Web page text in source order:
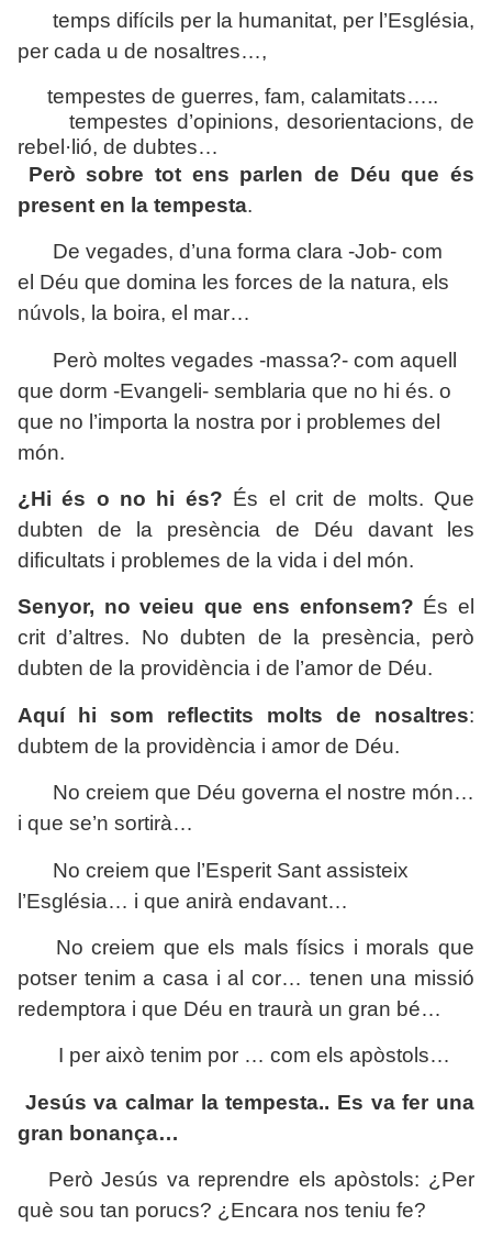
temps difícils per la humanitat, per l’Església,
per cada u de nosaltres…,
tempestes de guerres, fam, calamitats…..
tempestes d’opinions, desorientacions, de
rebel·lió, de dubtes…
Però sobre tot ens parlen de Déu que és
present en la tempesta.
De vegades, d’una forma clara -Job- com
el Déu que domina les forces de la natura, els
núvols, la boira, el mar…
Però moltes vegades -massa?- com aquell
que dorm -Evangeli- semblaria que no hi és. o
que no l’importa la nostra por i problemes del
món.
¿Hi és o no hi és? És el crit de molts. Que
dubten de la presència de Déu davant les
dificultats i problemes de la vida i del món.
Senyor, no veieu que ens enfonsem? És el
crit d’altres. No dubten de la presència, però
dubten de la providència i de l’amor de Déu.
Aquí hi som reflectits molts de nosaltres:
dubtem de la providència i amor de Déu.
No creiem que Déu governa el nostre món…
i que se’n sortirà…
No creiem que l’Esperit Sant assisteix
l’Església… i que anirà endavant…
No creiem que els mals físics i morals que
potser tenim a casa i al cor… tenen una missió
redemptora i que Déu en traurà un gran bé…
I per això tenim por … com els apòstols…
Jesús va calmar la tempesta.. Es va fer una
gran bonança…
Però Jesús va reprendre els apòstols: ¿Per
què sou tan porucs? ¿Encara nos teniu fe?